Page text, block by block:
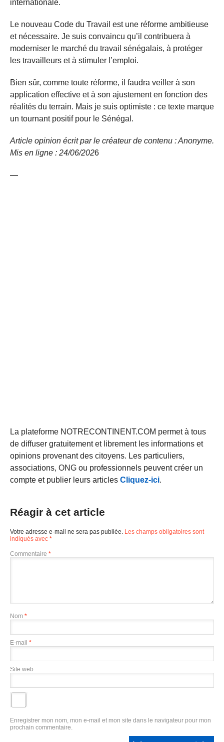
internationale.
Le nouveau Code du Travail est une réforme ambitieuse
et nécessaire. Je suis convaincu qu’il contribuera à
moderniser le marché du travail sénégalais, à protéger
les travailleurs et à stimuler l’emploi.
Bien sûr, comme toute réforme, il faudra veiller à son
application effective et à son ajustement en fonction des
réalités du terrain. Mais je suis optimiste : ce texte marque
un tournant positif pour le Sénégal.
Article opinion écrit par le créateur de contenu : Anonyme.
Mis en ligne : 24/06/2026
—
La plateforme NOTRECONTINENT.COM permet à tous
de diffuser gratuitement et librement les informations et
opinions provenant des citoyens. Les particuliers,
associations, ONG ou professionnels peuvent créer un
compte et publier leurs articles Cliquez-ici.
Réagir à cet article
Votre adresse e-mail ne sera pas publiée. Les champs obligatoires sont
indiqués avec *
Commentaire *
Nom *
E-mail *
Site web
Enregistrer mon nom, mon e-mail et mon site dans le navigateur pour mon
prochain commentaire.